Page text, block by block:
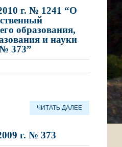
г. № 1241 “О
образования,
и науки
373”
ЧИТАТЬ ДАЛЕЕ
г. № 373